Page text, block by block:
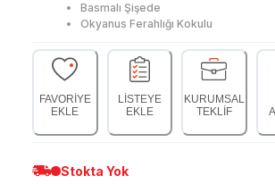
Basmalı Şişede
Okyanus Ferahlığı Kokulu
FAVORİYE
EKLE
LİSTEYE
EKLE
KURUMSAL
TEKLİF
Stokta Yok